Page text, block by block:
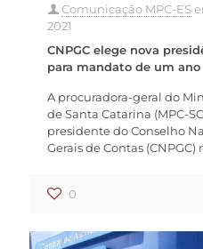
Comunicação MPC-ES
2021
CNPGC elege nova
para mandato de um ano
A procuradora-geral do
de Santa Catarina (MPC-
presidente do Conselho
Gerais de Contas
0